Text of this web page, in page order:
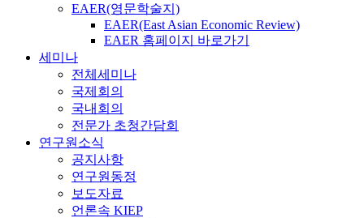
EAER(영문학술지)
EAER(East Asian Economic Review)
EAER 홈페이지 바로가기
세미나
전체세미나
국제회의
국내회의
전문가 초청간담회
연구원소식
공지사항
연구원동정
보도자료
언론속 KIEP